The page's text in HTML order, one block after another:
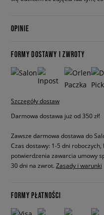
OPINIE
FORMY DOSTAWY I ZWROTY
Szczegóły dostaw
Darmowa dostawa już od 350 zł!
Zawsze darmowa dostawa do
Czas dostawy: 1-5 dni
potwierdzenia zawarcia umowy
30 dni na zwrot. Zasady i warunki
FORMY PŁATNOŚCI